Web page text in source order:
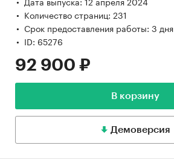
Количество страниц: 231
Срок предоставления работы: 3 дня
ID: 65276
92 900 ₽
В корзину
Демоверсия